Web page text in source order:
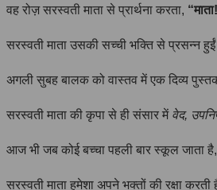
वह रोज़ सरस्वती माता से प्रार्थना करता,
सरस्वती माता उसकी सच्ची भक्ति से प्रसन्न
अगली सुबह बालक को वास्तव में एक दिव्य
सरस्वती माता की कृपा से ही संसार में वेद,
आज भी जब कोई बच्चा पहली बार स्कूल जाता है,
सरस्वती माता हमेशा अपने भक्तों की रक्षा